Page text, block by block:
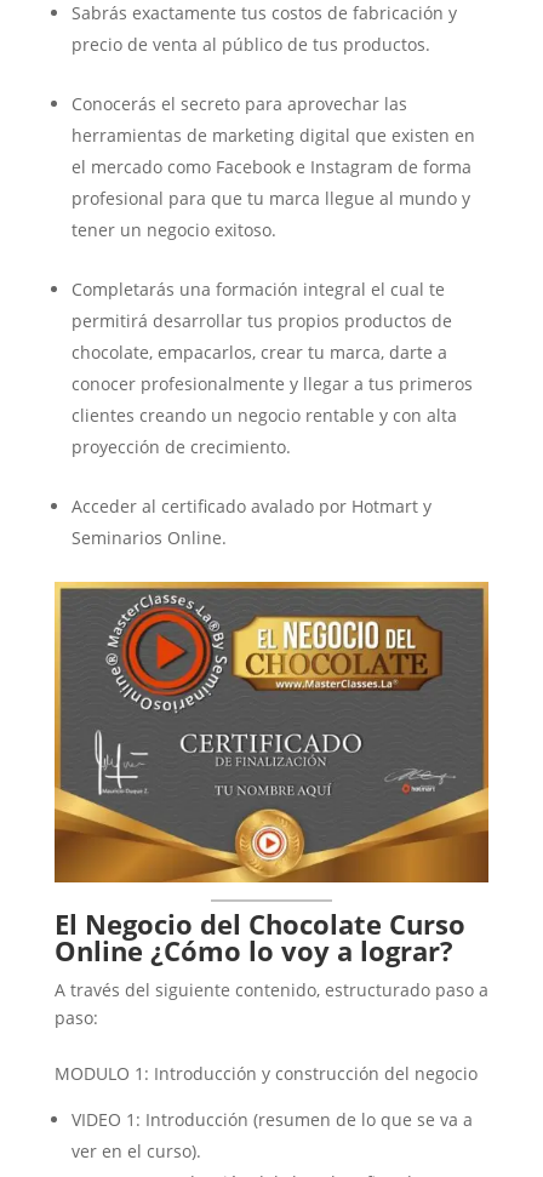
Sabrás exactamente tus costos de fabricación y
precio de venta al público de tus productos.
Conocerás el secreto para aprovechar las
herramientas de marketing digital que existen en
el mercado como Facebook e Instagram de forma
profesional para que tu marca llegue al mundo y
tener un negocio exitoso.
Completarás una formación integral el cual te
permitirá desarrollar tus propios productos de
chocolate, empacarlos, crear tu marca, darte a
conocer profesionalmente y llegar a tus primeros
clientes creando un negocio rentable y con alta
proyección de crecimiento.
Acceder al certificado avalado por Hotmart y
Seminarios Online.
El Negocio del Chocolate Curso
Online ¿Cómo lo voy a lograr?
A través del siguiente contenido, estructurado paso a
paso:
MODULO 1: Introducción y construcción del negocio
VIDEO 1: Introducción (resumen de lo que se va a
ver en el curso).